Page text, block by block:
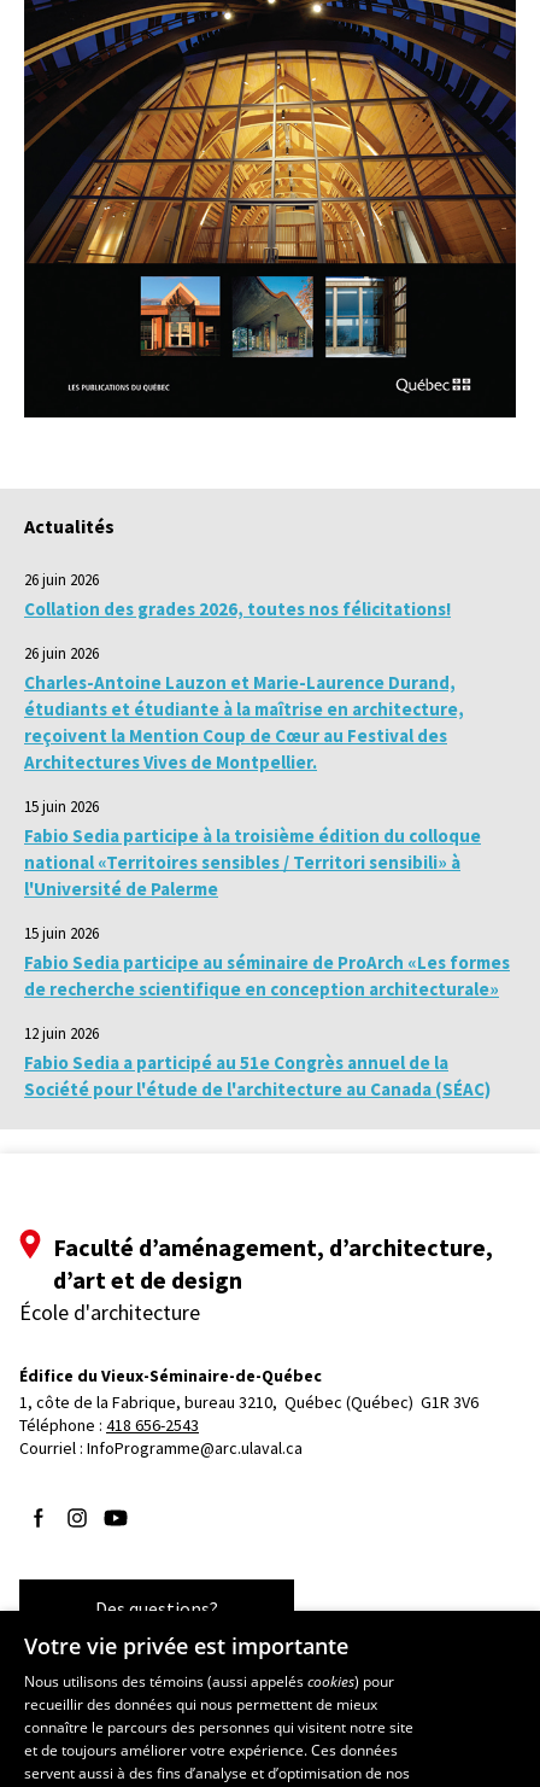
Actualités
26 juin 2026
Collation des grades 2026, toutes nos félicitations!
26 juin 2026
Charles-Antoine Lauzon et Marie-Laurence Durand,
étudiants et étudiante à la maîtrise en architecture,
reçoivent la Mention Coup de Cœur au Festival des
Architectures Vives de Montpellier.
15 juin 2026
Fabio Sedia participe à la troisième édition du colloque
national «Territoires sensibles / Territori sensibili» à
l'Université de Palerme
15 juin 2026
Fabio Sedia participe au séminaire de ProArch «Les formes
de recherche scientifique en conception architecturale»
12 juin 2026
Fabio Sedia a participé au 51e Congrès annuel de la
Société pour l'étude de l'architecture au Canada (SÉAC)
Faculté d’aménagement, d’architecture,
d’art et de design
École d'architecture
Édifice du Vieux-Séminaire-de-Québec
1, côte de la Fabrique, bureau 3210, Québec (Québec)  G1R 3V6
Téléphone : 418 656-2543
Courriel : InfoProgramme@arc.ulaval.ca
Suivez-nous sur Facebook
Suivez-nous sur Instagram
Suivez-nous sur YouTube
Des questions?
Les écoles et la recherche
École d’art
École supérieure d’aménagement du territoire et de développement
Votre vie privée est importante
Nous utilisons des témoins (aussi appeléscookies) pour
recueillir des données qui nous permettent de mieux
connaître le parcours des personnes qui visitent notre site
et de toujours améliorer votre expérience. Ces données
servent aussi à des fins d’analyse et d’optimisation de nos